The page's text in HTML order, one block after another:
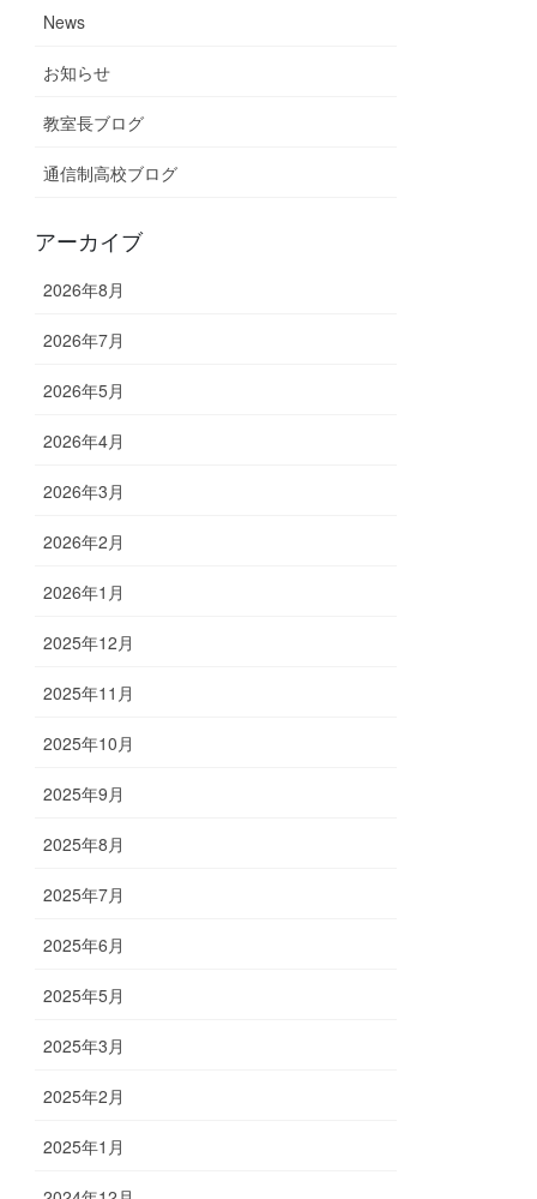
News
お知らせ
教室長ブログ
通信制高校ブログ
アーカイブ
2026年8月
2026年7月
2026年5月
2026年4月
2026年3月
2026年2月
2026年1月
2025年12月
2025年11月
2025年10月
2025年9月
2025年8月
2025年7月
2025年6月
2025年5月
2025年3月
2025年2月
2025年1月